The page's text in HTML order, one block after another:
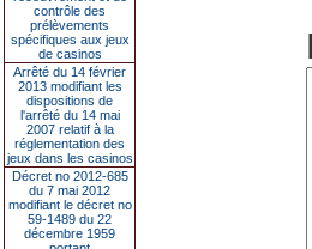
contrôle des
prélèvements
spécifiques aux jeux
de casinos
Arrêté du 14 février
2013 modifiant les
dispositions de
l'arrêté du 14 mai
2007 relatif à la
réglementation des
jeux dans les casinos
Décret no 2012-685
du 7 mai 2012
modifiant le décret no
59-1489 du 22
décembre 1959